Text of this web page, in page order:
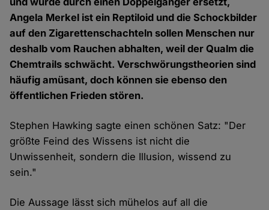
Angela Merkel ist ein Reptiloid und die Schockbilder
auf den Zigarettenschachteln sollen Menschen nur
deshalb vom Rauchen abhalten, weil der Qualm die
Chemtrails schwächt. Verschwörungstheorien sind
häufig amüsant, doch können sie ebenso den
öffentlichen Frieden stören.
Stephen Hawking sagte einen schönen Satz: "Der
größte Feind des Wissens ist nicht die
Unwissenheit, sondern die Illusion, wissend zu
sein."
Die Aussage lässt sich mühelos auf all die